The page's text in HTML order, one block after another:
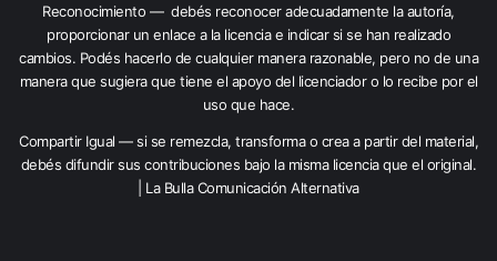
Reconocimiento — debés reconocer adecuadamente la autoría,
proporcionar un enlace a la licencia e indicar si se han realizado
cambios. Podés hacerlo de cualquier manera razonable, pero no de una
manera que sugiera que tiene el apoyo del licenciador o lo recibe por el
uso que hace.
Compartir Igual — si se remezcla, transforma o crea a partir del material,
debés difundir sus contribuciones bajo la misma licencia que el original.
| La Bulla Comunicación Alternativa